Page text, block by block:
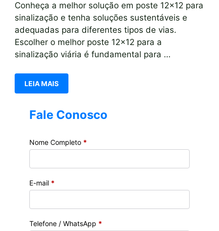
Conheça a melhor solução em poste 12×12 para
sinalização e tenha soluções sustentáveis e
adequadas para diferentes tipos de vias.
Escolher o melhor poste 12×12 para a
sinalização viária é fundamental para …
LEIA MAIS
Fale Conosco
Nome Completo *
E-mail *
Telefone / WhatsApp *